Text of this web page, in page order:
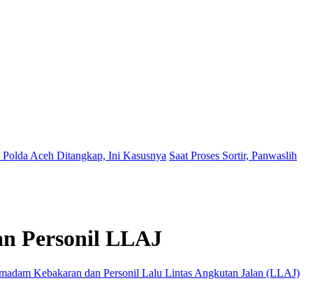
Aceh Ditangkap, Ini Kasusnya Saat Proses Sortir, Panwaslih
Personil LLAJ